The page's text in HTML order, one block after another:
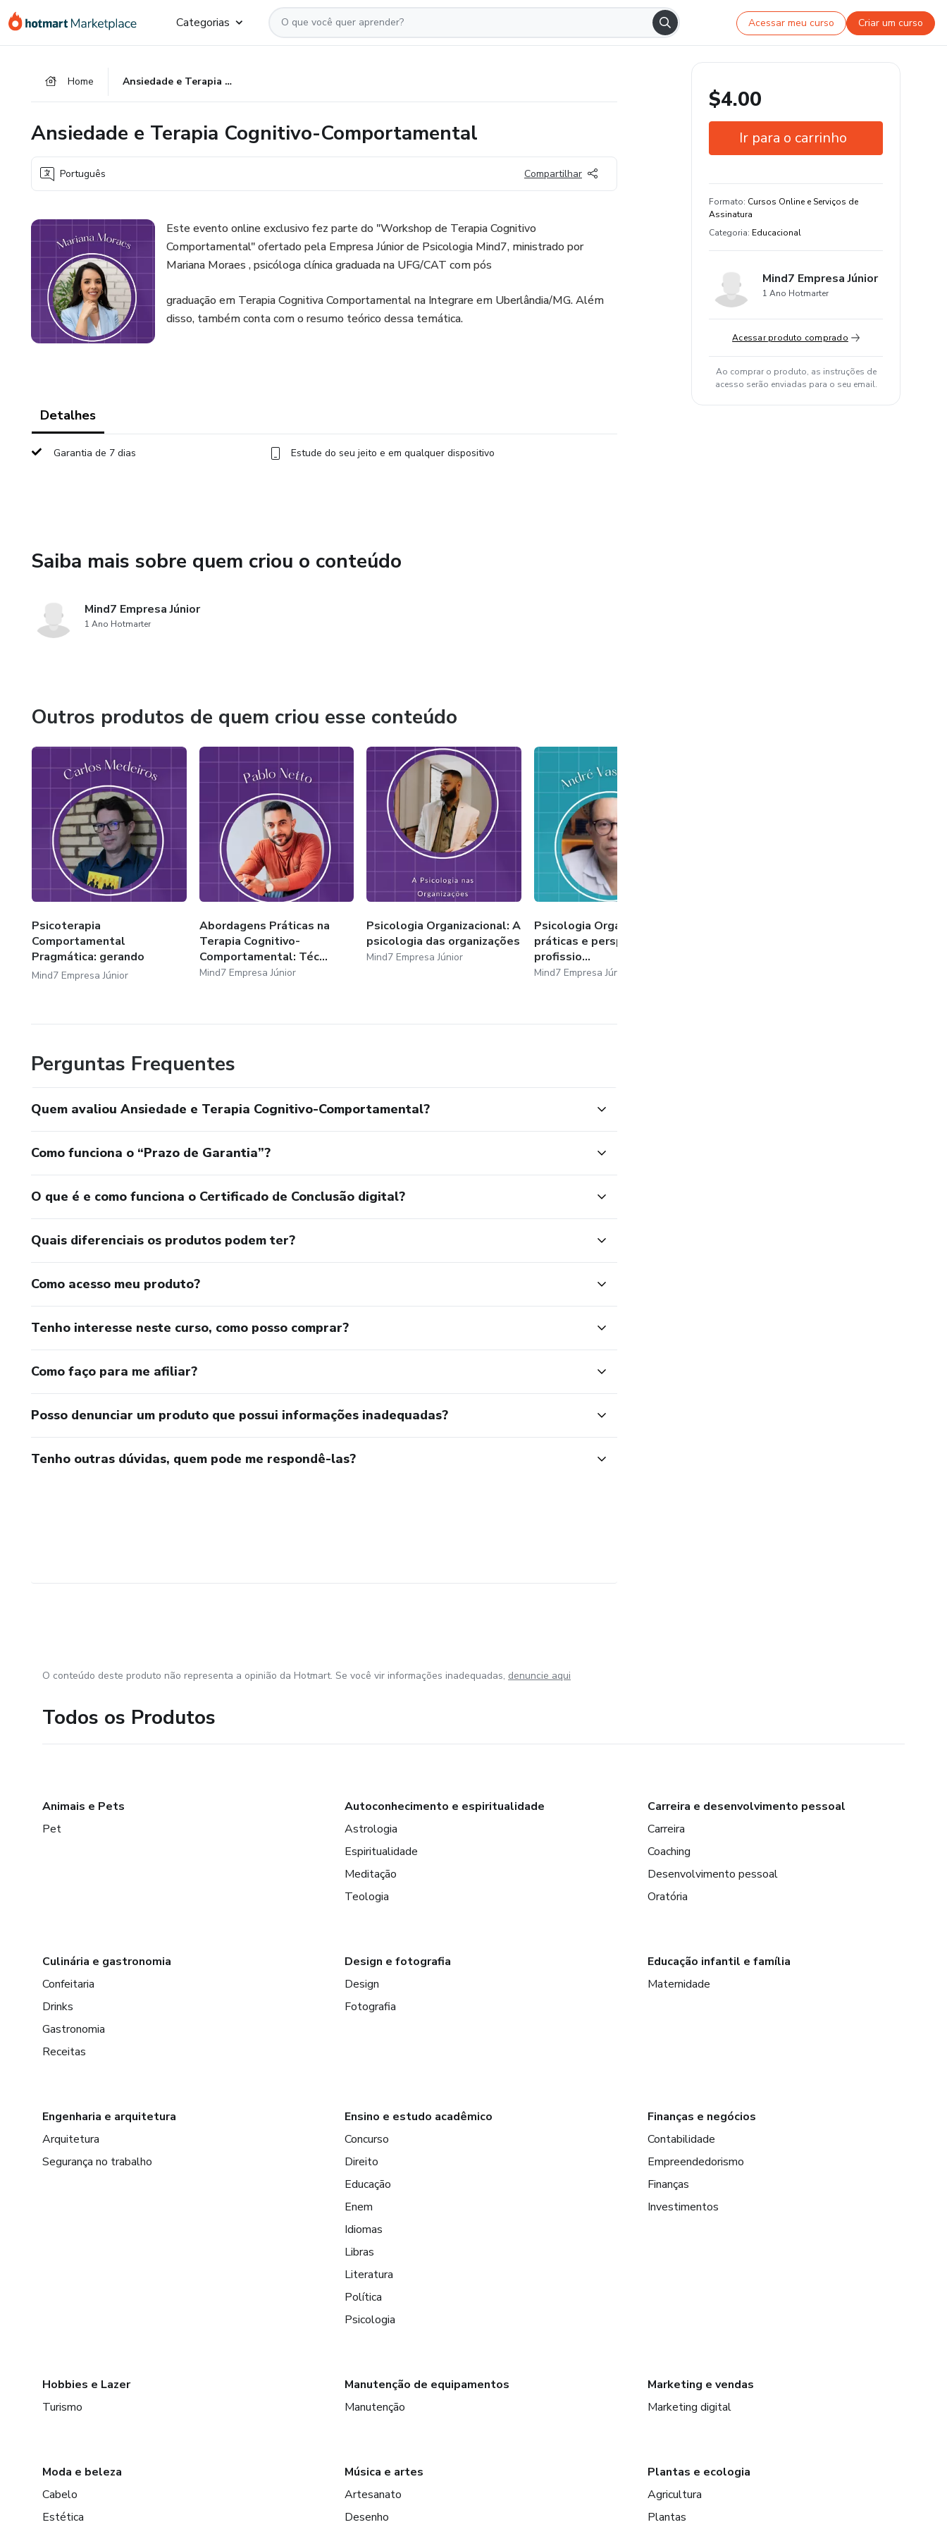
para
para
para
Categorias Acessar meu curso Criar um curso
Home Ansiedade e Terapia Cognitivo-Comportamental
Ansiedade e Terapia Cognitivo-Comportamental
Português Compartilhar
Este evento online exclusivo fez parte do "Workshop de Terapia Cognitivo
Comportamental" ofertado pela Empresa Júnior de Psicologia Mind7, ministrado por
Mariana Moraes , psicóloga clínica graduada na UFG/CAT com pós
graduação em Terapia Cognitiva Comportamental na Integrare em Uberlândia/MG. Além
disso, também conta com o resumo teórico dessa temática.
Detalhes
Garantia de 7 dias Estude do seu jeito e em qualquer dispositivo
Saiba mais sobre quem criou o conteúdo
Mind7 Empresa Júnior
1 Ano Hotmarter
Outros produtos de quem criou esse conteúdo
Psicoterapia
Comportamental
Pragmática: gerando
autonomia no...
Mind7 Empresa Júnior
Abordagens Práticas na
Terapia Cognitivo-
Comportamental: Téc...
Mind7 Empresa Júnior
Psicologia Organizacional: A
psicologia das organizações
Mind7 Empresa Júnior
Psicologia Organizacional:
práticas e perspectivas
profissio...
Mind7 Empresa Júnior
Perguntas Frequentes
Quem avaliou Ansiedade e Terapia Cognitivo-Comportamental?
Como funciona o “Prazo de Garantia”?
O que é e como funciona o Certificado de Conclusão digital?
Quais diferenciais os produtos podem ter?
Como acesso meu produto?
Tenho interesse neste curso, como posso comprar?
Como faço para me afiliar?
Posso denunciar um produto que possui informações inadequadas?
Tenho outras dúvidas, quem pode me respondê-las?
$4.00
Ir para o carrinho
Estude do seu jeito e em qualquer
dispositivo
Formato: Cursos Online e Serviços de
Assinatura
Categoria: Educacional
Mind7 Empresa Júnior
1 Ano Hotmarter
Acessar produto comprado
Ao comprar o produto, as instruções de
acesso serão enviadas para o seu email.
O conteúdo deste produto não representa a opinião da Hotmart. Se você vir informações inadequadas, denuncie aqui
Todos os Produtos
Animais e Pets
Pet
Autoconhecimento e espiritualidade
Astrologia
Espiritualidade
Meditação
Teologia
Carreira e desenvolvimento pessoal
Carreira
Coaching
Desenvolvimento pessoal
Oratória
Culinária e gastronomia
Confeitaria
Drinks
Gastronomia
Receitas
Design e fotografia
Design
Fotografia
Educação infantil e família
Maternidade
Engenharia e arquitetura
Arquitetura
Segurança no trabalho
Ensino e estudo acadêmico
Concurso
Direito
Educação
Enem
Idiomas
Libras
Literatura
Política
Psicologia
Finanças e negócios
Contabilidade
Empreendedorismo
Finanças
Investimentos
Hobbies e Lazer
Turismo
Manutenção de equipamentos
Manutenção
Marketing e vendas
Marketing digital
Moda e beleza
Cabelo
Estética
Música e artes
Artesanato
Desenho
Plantas e ecologia
Agricultura
Plantas